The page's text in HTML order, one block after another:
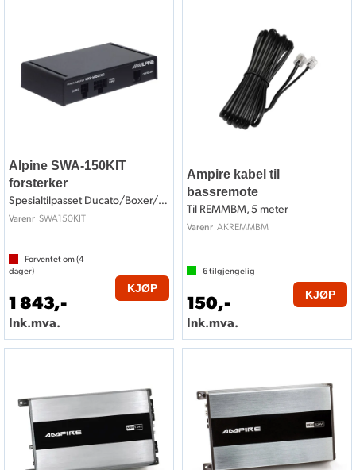
Alpine SWA-150KIT
forsterker
Spesialtilpasset Ducato/Boxer/Jumper
Varenr SWA150KIT
Forventet om (4
dager)
1 843,-
Ink.mva.
KJØP
Ampire kabel til
bassremote
Til REMMBM, 5 meter
Varenr AKREMMBM
6tilgjengelig
150,-
Ink.mva.
KJØP